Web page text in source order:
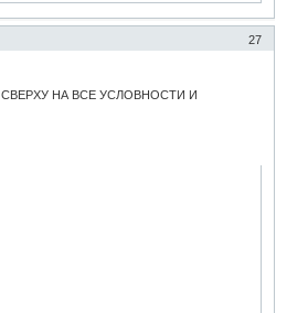
27
СВЕРХУ НА ВСЕ УСЛОВНОСТИ И